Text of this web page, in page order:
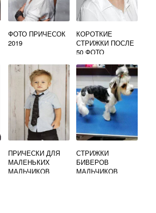
ФОТО ПРИЧЕСОК
2019
КОРОТКИЕ
СТРИЖКИ ПОСЛЕ
50 ФОТО
ПРИЧЕСКИ ДЛЯ
МАЛЕНЬКИХ
МАЛЬЧИКОВ
СТРИЖКИ
БИВЕРОВ
МАЛЬЧИКОВ